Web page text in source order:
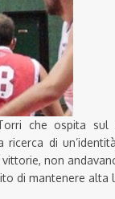
che ospita sul
ricerca di
non
di mantenere alta